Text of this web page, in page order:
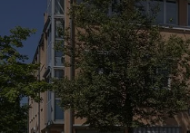
Wirtschaft & Handel